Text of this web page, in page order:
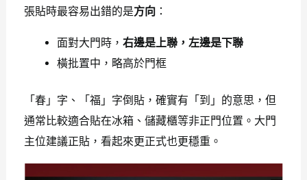
張貼時最容易出錯的是方向：
面對大門時， 右邊是上聯，左邊是下聯
橫批置中，略高於門框
「春」字、「福」字倒貼，確實有「到」的意思，但
通常比較適合貼在冰箱、儲藏櫃等非正門位置。大門
主位建議正貼，看起來更正式也更穩重。